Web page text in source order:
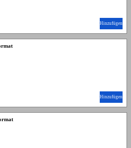
Hinzufügen
Hinzufügen